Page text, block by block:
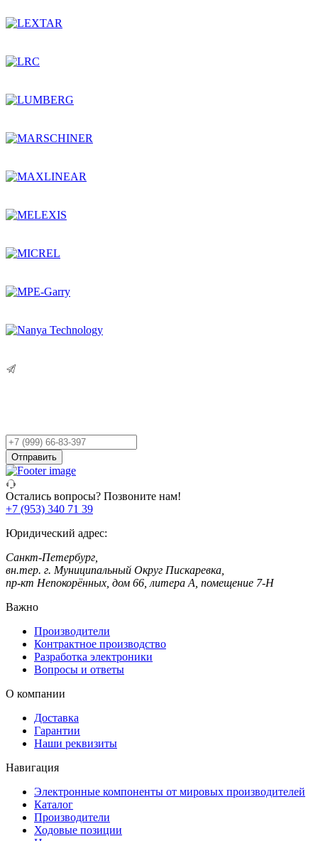
Ваш
телефон
Отправить
Остались вопросы? Позвоните нам!
+7 (953) 340 71 39
Юридический адрес:
Санкт-Петербург,
вн.тер. г. Муниципальный Округ Пискаревка,
пр-кт Непокорённых, дом 66, литера А, помещение 7-Н
Важно
Производители
Контрактное производство
Разработка электроники
Вопросы и ответы
О компании
Доставка
Гарантии
Наши реквизиты
Навигация
Электронные компоненты от мировых производителей
Каталог
Производители
Ходовые позиции